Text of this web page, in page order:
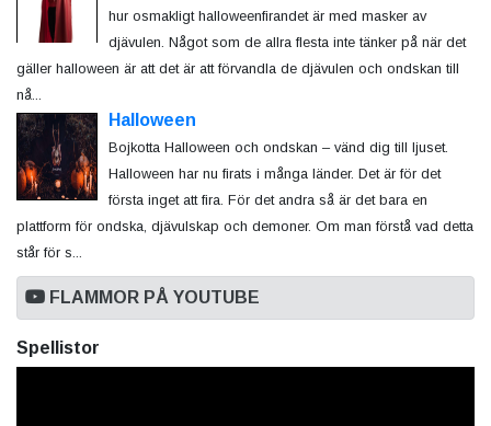
hur osmakligt halloweenfirandet är med masker av
djävulen. Något som de allra flesta inte tänker på när det
gäller halloween är att det är att förvandla de djävulen och ondskan till
nå...
Halloween
Bojkotta Halloween och ondskan – vänd dig till ljuset.
Halloween har nu firats i många länder. Det är för det
första inget att fira. För det andra så är det bara en
plattform för ondska, djävulskap och demoner. Om man förstå vad detta
står för s...
FLAMMOR PÅ YOUTUBE
Spellistor